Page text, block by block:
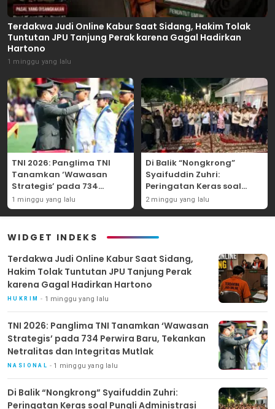
Terdakwa Judi Online Kabur Saat Sidang, Hakim Tolak
Tuntutan JPU Tanjung Perak karena Gagal Hadirkan
Hartono
1 minggu yang lalu
TNI 2026: Panglima TNI
Tanamkan ‘Wawasan
Strategis’ pada 734
Perwira Baru, Tekankan
Netralitas dan Integritas
1 minggu yang lalu
Di Balik “Nongkrong”
Syaifuddin Zuhri:
Peringatan Keras soal
Pungli Administrasi dan
Batas Tegas Iuran Warga
2 minggu yang lalu
WIDGET INDEKS
Terdakwa Judi Online Kabur Saat Sidang,
Hakim Tolak Tuntutan JPU Tanjung Perak
karena Gagal Hadirkan Hartono
HUKRIM 1 minggu yang lalu
TNI 2026: Panglima TNI Tanamkan ‘Wawasan
Strategis’ pada 734 Perwira Baru, Tekankan
Netralitas dan Integritas Mutlak
NASIONAL 1 minggu yang lalu
Di Balik “Nongkrong” Syaifuddin Zuhri:
Peringatan Keras soal Pungli Administrasi